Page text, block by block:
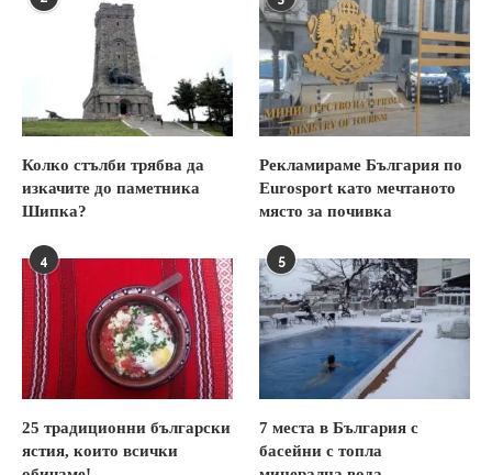
Колко стълби трябва да
изкачите до паметника
Шипка?
Рекламираме България по
Eurosport като мечтаното
място за почивка
4
25 традиционни български
ястия, които всички
5
7 места в България с
басейни с топла